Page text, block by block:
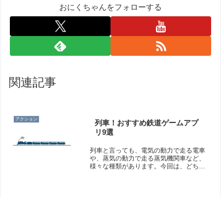
おにくちゃんをフォローする
関連記事
アクション
列車！おすすめ鉄道ゲームアプ
リ9選
列車と言っても、電気の動力で走る電車
や、蒸気の動力で走る蒸気機関車など、
様々な種類があります。今回は、どちら